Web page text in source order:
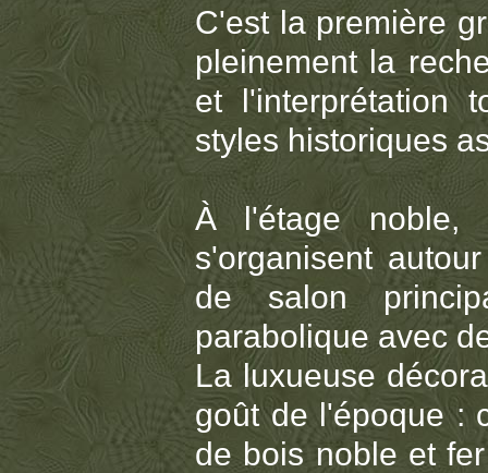
C'est la première
pleinement la
et l'interprétation
styles historiques
À l'étage noble,
s'organisent
de salon
parabolique avec
La luxueuse
goût de l'époque :
de bois noble et